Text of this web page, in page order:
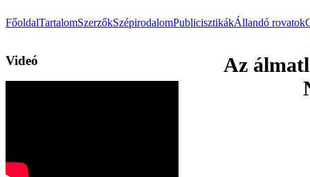
FőoldalTartalomSzerzőkSzépirodalomPublicisztikákÁllandó rovatok
Videó
Az